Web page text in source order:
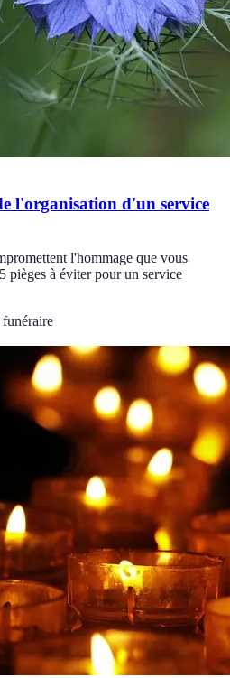
l'organisation d'un service
l'hommage que vous
pièges à éviter pour un service